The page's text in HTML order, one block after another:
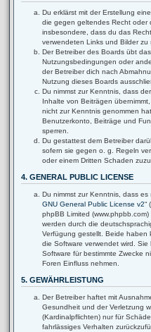
Du erklärst mit der Erstellung
die gegen geltendes Recht oder
insbesondere, dass du das
verwendeten Links und Bilder zu
Der Betreiber des Boards übt
Nutzungsbedingungen oder
der Betreiber dich nach
Nutzung dieses Boards
Du nimmst zur Kenntnis, dass
Inhalte von Beiträgen
nicht zur Kenntnis genommen
Benutzerkonto, Beiträge und
sperren.
Du gestattest dem Betreiber
sofern sie gegen o. g. Regeln
oder einem Dritten Schaden
4. GENERAL PUBLIC LICENSE
Du nimmst zur Kenntnis, dass es
GNU General Public License v2“
phpBB Limited
werden durch die
Verfügung gestellt. Beide haben
die Software verwendet wird.
Software für bestimmte Zwecke
Foren Einfluss nehmen.
5. GEWÄHRLEISTUNG
Der Betreiber haftet mit
Gesundheit und der Verletzung
(Kardinalpflichten) nur für
fahrlässiges Verhalten